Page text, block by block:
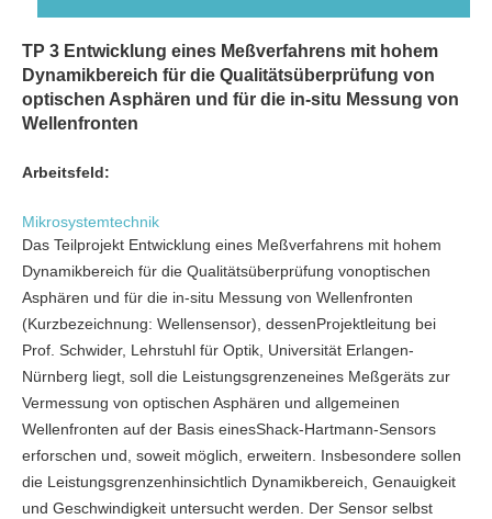
TP 3 Entwicklung eines Meßverfahrens mit hohem
Dynamikbereich für die Qualitätsüberprüfung von
optischen Asphären und für die in-situ Messung von
Wellenfronten
Arbeitsfeld:
Mikrosystemtechnik
Das Teilprojekt Entwicklung eines Meßverfahrens mit hohem
Dynamikbereich für die Qualitätsüberprüfung vonoptischen
Asphären und für die in-situ Messung von Wellenfronten
(Kurzbezeichnung: Wellensensor), dessenProjektleitung bei
Prof. Schwider, Lehrstuhl für Optik, Universität Erlangen-
Nürnberg liegt, soll die Leistungsgrenzeneines Meßgeräts zur
Vermessung von optischen Asphären und allgemeinen
Wellenfronten auf der Basis einesShack-Hartmann-Sensors
erforschen und, soweit möglich, erweitern. Insbesondere sollen
die Leistungsgrenzenhinsichtlich Dynamikbereich, Genauigkeit
und Geschwindigkeit untersucht werden. Der Sensor selbst